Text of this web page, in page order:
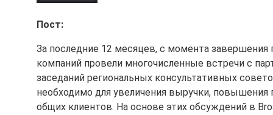
Пост:
За последние 12 месяцев, с момента завершения
компаний провели многочисленные встречи с
заседаний региональных консультативных
необходимо для увеличения выручки,
общих клиентов. На основе этих обсуждений в